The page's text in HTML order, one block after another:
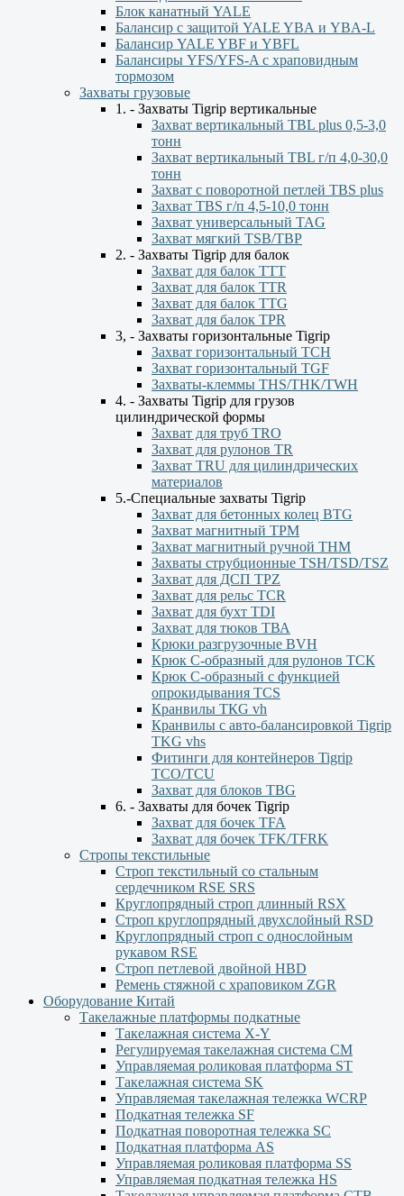
Блок канатный YALE
Балансир с защитой YALE YBА и YBА-L
Балансир YALE YBF и YBFL
Балансиры YFS/YFS-A с храповидным
тормозом
Захваты грузовые
1. - Захваты Tigrip вертикальные
Захват вертикальный TBL plus 0,5-3,0
тонн
Захват вертикальный TBL г/п 4,0-30,0
тонн
Захват с поворотной петлей TBS plus
Захват TBS г/п 4,5-10,0 тонн
Захват универсальный TAG
Захват мягкий TSB/TBP
2. - Захваты Tigrip для балок
Захват для балок ТТТ
Захват для балок TTR
Захват для балок TTG
Захват для балок TPR
3, - Захваты горизонтальные Tigrip
Захват горизонтальный ТСН
Захват горизонтальный ТGF
Захваты-клеммы THS/THK/TWH
4. - Захваты Tigrip для грузов
цилиндрической формы
Захват для труб TRO
Захват для рулонов TR
Захват TRU для цилиндрических
материалов
5.-Специальные захваты Tigrip
Захват для бетонных колец BTG
Захват магнитный TPM
Захват магнитный ручной ТНМ
Захваты струбционные TSH/TSD/TSZ
Захват для ДСП TPZ
Захват для рельс TCR
Захват для бухт TDI
Захват для тюков ТВА
Крюки разгрузочные BVH
Крюк С-образный для рулонов ТСК
Крюк С-образный с функцией
опрокидывания ТСS
Кранвилы TКG vh
Кранвилы с авто-балансировкой Tigrip
TKG vhs
Фитинги для контейнеров Tigrip
TCO/TCU
Захват для блоков TBG
6. - Захваты для бочек Tigrip
Захват для бочек TFA
Захват для бочек TFK/TFRK
Стропы текстильные
Строп текстильный со стальным
сердечником RSE SRS
Круглопрядный строп длинный RSX
Строп круглопрядный двухслойный RSD
Круглопрядный строп с однослойным
рукавом RSЕ
Строп петлевой двойной HBD
Ремень стяжной с храповиком ZGR
Оборудование Китай
Такелажные платформы подкатные
Такелажная система X-Y
Регулируемая такелажная система СМ
Управляемая роликовая платформа ST
Такелажная система SK
Управляемая такелажная тележка WCRP
Подкатная тележка SF
Подкатная поворотная тележка SC
Подкатная платформа AS
Управляемая роликовая платформа SS
Управляемая подкатная тележка HS